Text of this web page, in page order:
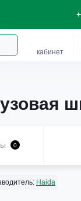
кабинет
0
Haida